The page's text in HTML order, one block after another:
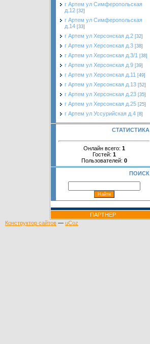
г Артем ул Симферопольская
д.12 [32]
г Артем ул Симферопольская
д.14 [33]
г Артем ул Херсонская д.2 [32]
г Артем ул Херсонская д.3 [38]
г Артем ул Херсонская д.3/1 [38]
г Артем ул Херсонская д.9 [39]
г Артем ул Херсонская д.11 [49]
г Артем ул Херсонская д.13 [52]
г Артем ул Херсонская д.23 [35]
г Артем ул Херсонская д.25 [25]
г Артем ул Уссурийская д.4 [8]
СТАТИСТИКА
Онлайн всего: 1
Гостей: 1
Пользователей: 0
ПОИСК
ПАРТНЕР
Конструктор сайтов — uCoz